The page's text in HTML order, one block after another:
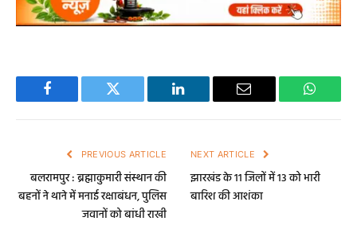
Facebook Twitter LinkedIn Email
PREVIOUS ARTICLE
बलरामपुर : ब्रह्माकुमारी संस्थान की
बहनों ने थाने में मनाई रक्षाबंधन, पुलिस
जवानों को बांधी राखी
NEXT ARTICLE
झारखंड के 11 जिलों में 13 को भारी
बारिश की आशंका